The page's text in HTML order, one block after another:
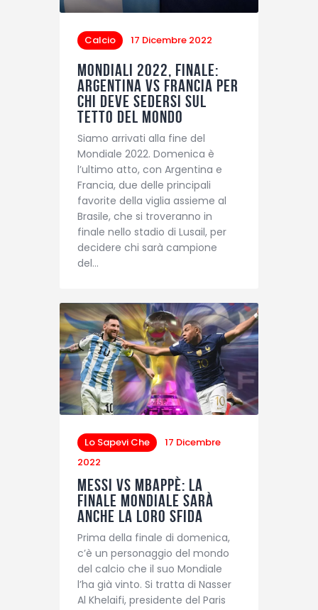
Calcio 17 Dicembre 2022
Mondiali 2022, finale:
Argentina vs Francia per
chi deve sedersi sul
tetto del mondo
Siamo arrivati alla fine del
Mondiale 2022. Domenica è
l’ultimo atto, con Argentina e
Francia, due delle principali
favorite della viglia assieme al
Brasile, che si troveranno in
finale nello stadio di Lusail, per
decidere chi sarà campione
del…
Lo Sapevi Che
17 Dicembre
2022
Messi vs Mbappè: la
finale Mondiale sarà
anche la loro sfida
Prima della finale di domenica,
c’è un personaggio del mondo
del calcio che il suo Mondiale
l’ha già vinto. Si tratta di Nasser
Al Khelaifi, presidente del Paris